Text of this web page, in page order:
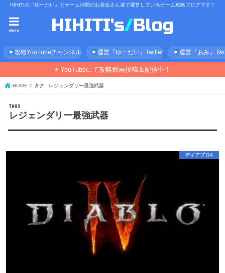
HIHITIの『ゆーだい』とゲーム仲間のお茶会さん達で運営しているゲーム攻略ブログです！
menu
攻略YouTubeチャンネル 運営『ゆーだい』Twitter 運営『あみ』
YouTubeにて攻略動画投稿＆配信中！
HOME タグ : レジェンダリー最強武器
レジェンダリー最強武器
ディアブロ4